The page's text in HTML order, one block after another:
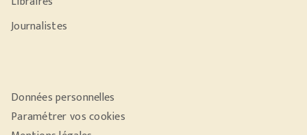
Journalistes
Données personnelles
Paramétrer vos cookies